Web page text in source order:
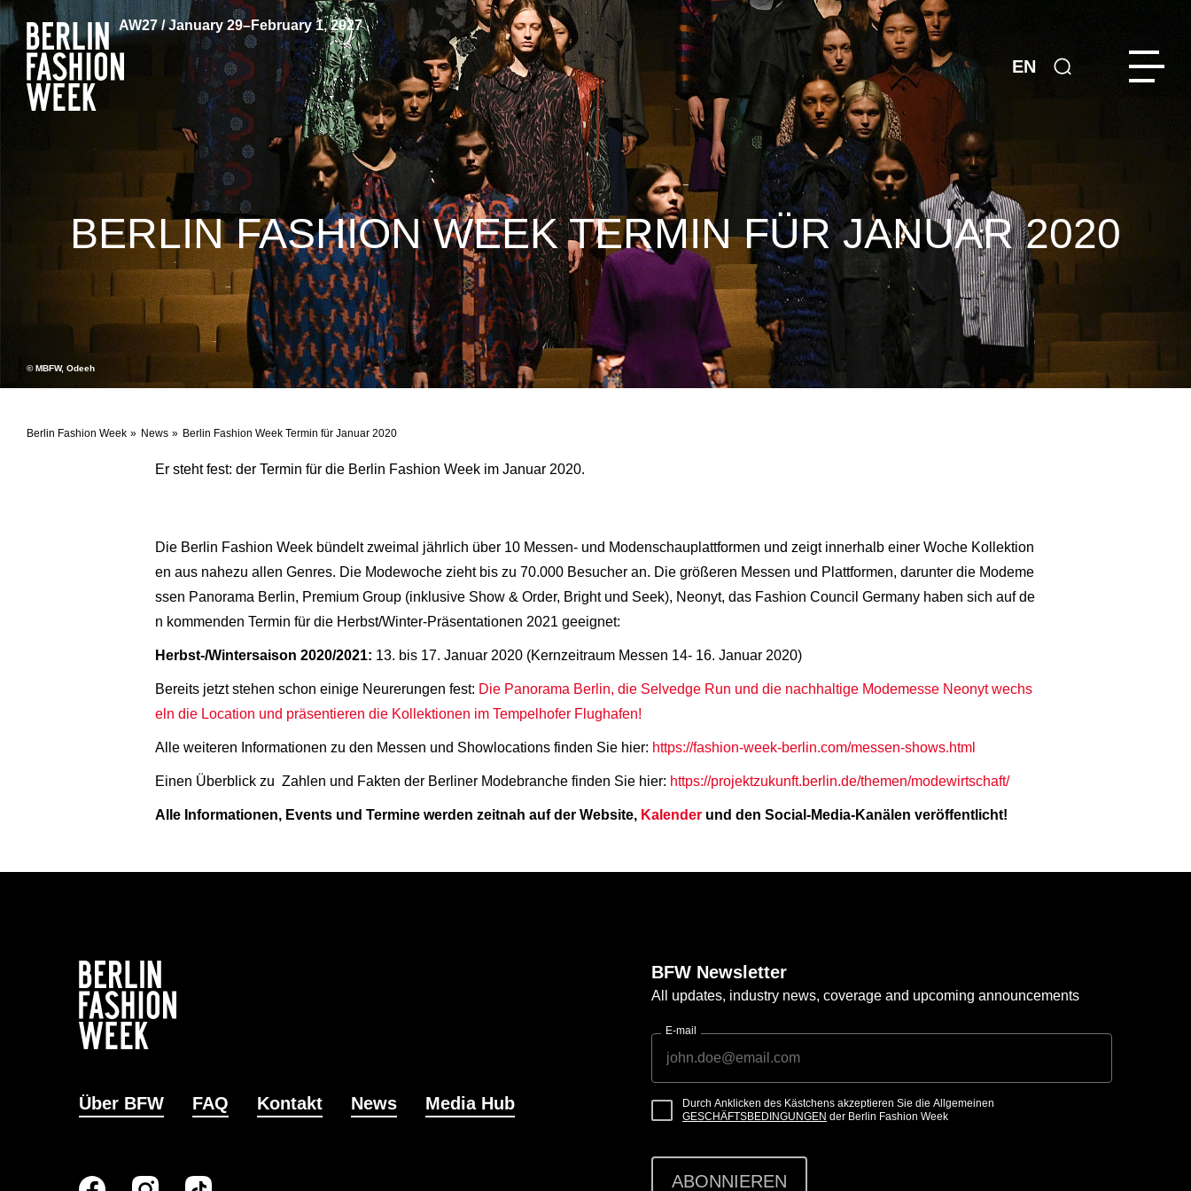
AW27 / January 29–February 1, 2027
EN
Berlin Fashion Week News Berlin Fashion Week Termin für Januar 2020
BERLIN FASHION WEEK TERMIN FÜR JANUAR 2020
© MBFW, Odeeh
Er steht fest: der Termin für die Berlin Fashion Week im Januar 2020.
Die Berlin Fashion Week bündelt zweimal jährlich über 10 Messen- und Modenschauplattformen und zeigt innerhalb einer Woche Kollektion
en aus nahezu allen Genres. Die Modewoche zieht bis zu 70.000 Besucher an. Die größeren Messen und Plattformen, darunter die Modeme
ssen Panorama Berlin, Premium Group (inklusive Show & Order, Bright und Seek), Neonyt, das Fashion Council Germany haben sich auf de
n kommenden Termin für die Herbst/Winter-Präsentationen 2021 geeignet:
Herbst-/Wintersaison 2020/2021: 13. bis 17. Januar 2020 (Kernzeitraum Messen 14- 16. Januar 2020)
Bereits jetzt stehen schon einige Neurerungen fest: Die Panorama Berlin, die Selvedge Run und die nachhaltige Modemesse Neonyt wechs
eln die Location und präsentieren die Kollektionen im Tempelhofer Flughafen!
Alle weiteren Informationen zu den Messen und Showlocations finden Sie hier: https://fashion-week-berlin.com/messen-shows.html
Einen Überblick zu Zahlen und Fakten der Berliner Modebranche finden Sie hier: https://projektzukunft.berlin.de/themen/modewirtschaft/
Alle Informationen, Events und Termine werden zeitnah auf der Website, Kalender und den Social-Media-Kanälen veröffentlicht!
Über BFW FAQ Kontakt News Media Hub
BFW Newsletter
All updates, industry news, coverage and upcoming announcements
E-mail
Durch Anklicken des Kästchens akzeptieren Sie die Allgemeinen
GESCHÄFTSBEDINGUNGEN der Berlin Fashion Week
ABONNIEREN